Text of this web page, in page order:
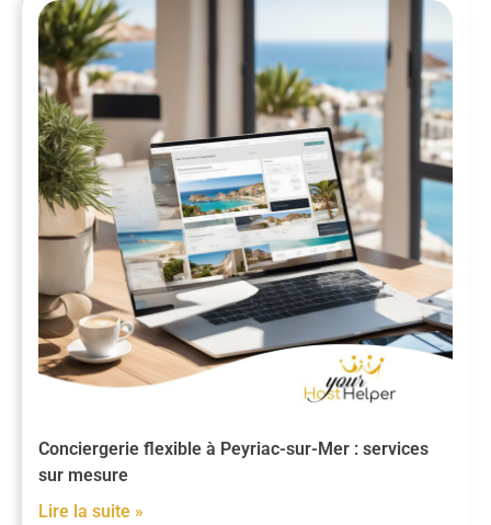
Conciergerie flexible à Peyriac-sur-Mer : services
sur mesure
Lire la suite »